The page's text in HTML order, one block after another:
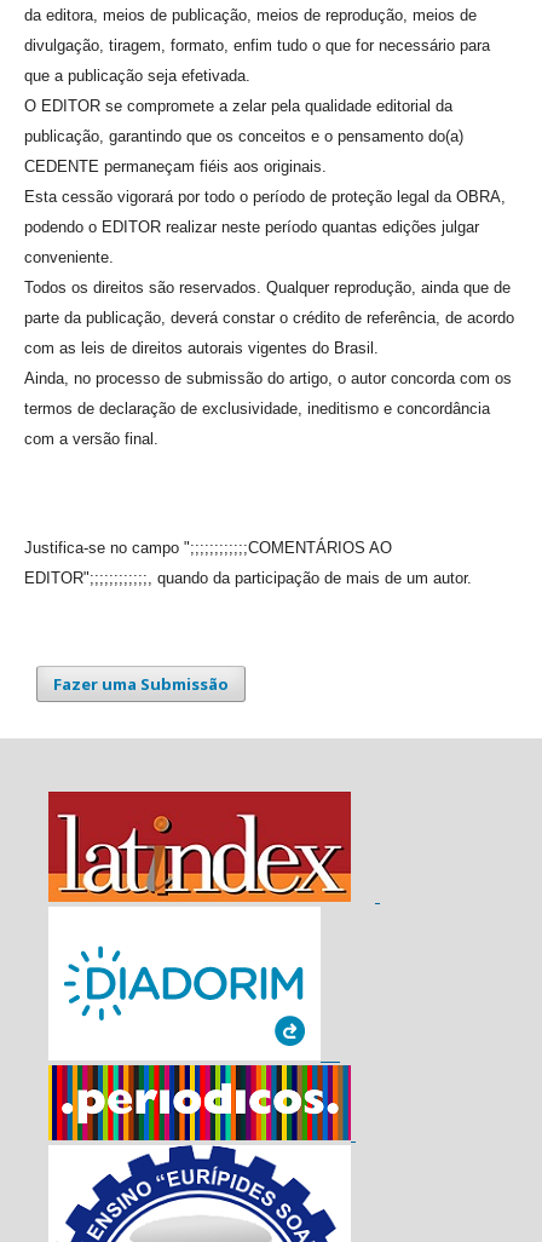
da editora, meios de publicação, meios de reprodução, meios de
divulgação, tiragem, formato, enfim tudo o que for necessário para
que a publicação seja efetivada.
O EDITOR se compromete a zelar pela qualidade editorial da
publicação, garantindo que os conceitos e o pensamento do(a)
CEDENTE permaneçam fiéis aos originais.
Esta cessão vigorará por todo o período de proteção legal da OBRA,
podendo o EDITOR realizar neste período quantas edições julgar
conveniente.
Todos os direitos são reservados. Qualquer reprodução, ainda que de
parte da publicação, deverá constar o crédito de referência, de acordo
com as leis de direitos autorais vigentes do Brasil.
Ainda, no processo de submissão do artigo, o autor concorda com os
termos de declaração de exclusividade, ineditismo e concordância
com a versão final.
Justifica-se no campo ";;;;;;;;;;;;COMENTÁRIOS AO
EDITOR";;;;;;;;;;;;, quando da participação de mais de um autor.
Fazer uma Submissão